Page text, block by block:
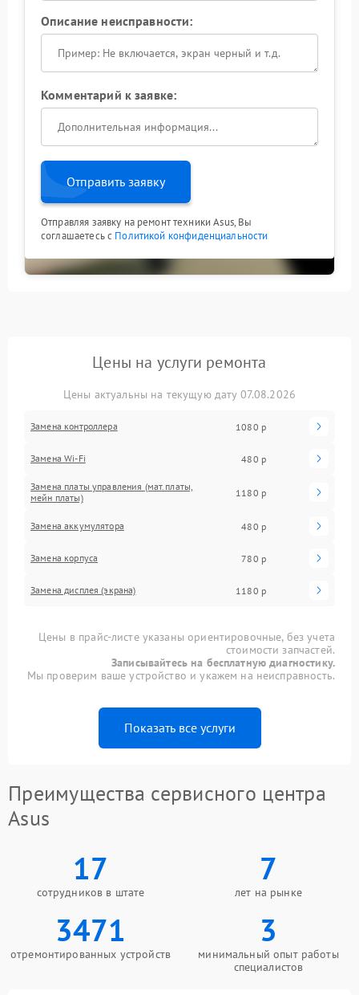
Описание неисправности:
Комментарий к заявке:
Отправить заявку
Отправляя заявку на ремонт техники Asus, Вы
соглашаетесь с Политикой конфиденциальности
Цены на услуги ремонта
Цены актуальны на текущую дату 07.08.2026
Замена контроллера 1080 р
Замена Wi-Fi 480 р
Замена платы управления (мат.платы,
мейн платы)
1180 р
Замена аккумулятора 480 р
Замена корпуса 780 р
Замена дисплея (экрана) 1180 р
Цены в прайс-листе указаны ориентировочные, без учета
стоимости запчастей.
Записывайтесь на бесплатную диагностику.
Мы проверим ваше устройство и укажем на неисправность.
Показать все услуги
Преимущества сервисного центра
Asus
17
сотрудников в штате
7
лет на рынке
3471
отремонтированных устройств
3
минимальный опыт работы
специалистов